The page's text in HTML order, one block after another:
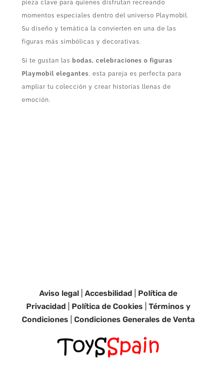
pieza clave para quienes disfrutan recreando
momentos especiales dentro del universo Playmobil.
Su diseño y temática la convierten en una de las
figuras más simbólicas y decorativas.
Si te gustan las bodas, celebraciones o figuras
Playmobil elegantes , esta pareja es perfecta para
ampliar tu colección y crear historias llenas de
emoción.
Aviso legal |Accesbilidad
Política de
Privacidad
Política de Cookies |Términos y
Condiciones |Condiciones Generales de Venta